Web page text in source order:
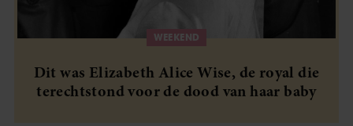
WEEKEND
Dit was Elizabeth Alice Wise, de royal die
terechtstond voor de dood van haar baby